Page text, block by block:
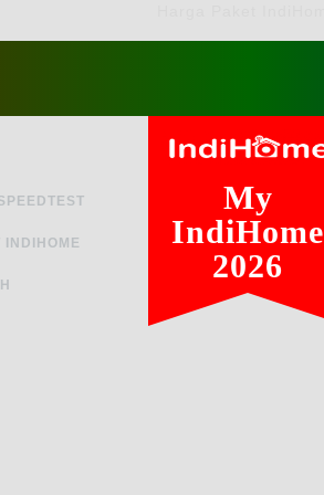
INDIHOME
My
IndiHome
2026